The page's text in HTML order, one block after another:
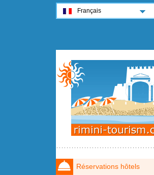
Réservations hôtels
Français